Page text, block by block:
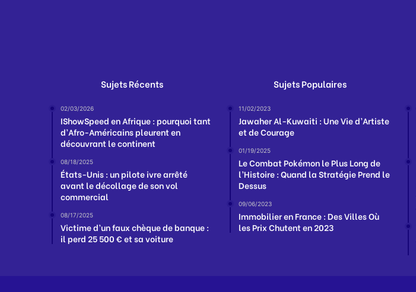
Sujets Récents
02/03/2026
IShowSpeed en Afrique : pourquoi tant
d’Afro-Américains pleurent en
découvrant le continent
08/18/2025
États-Unis : un pilote ivre arrêté
avant le décollage de son vol
commercial
08/17/2025
Victime d’un faux chèque de banque :
il perd 25 500 € et sa voiture
Sujets Populaires
11/02/2023
Jawaher Al-Kuwaiti : Une Vie d’Artiste
et de Courage
01/19/2025
Le Combat Pokémon le Plus Long de
l’Histoire : Quand la Stratégie Prend le
Dessus
09/06/2023
Immobilier en France : Des Villes Où
les Prix Chutent en 2023